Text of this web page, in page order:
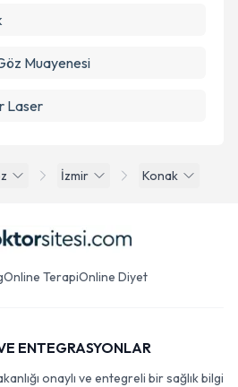
İzmir Konak
Muayenesi
Laser
Online TerapiOnline Diyet
ENTEGRASYONLAR
onaylı ve entegreli bir sağlık bilgi